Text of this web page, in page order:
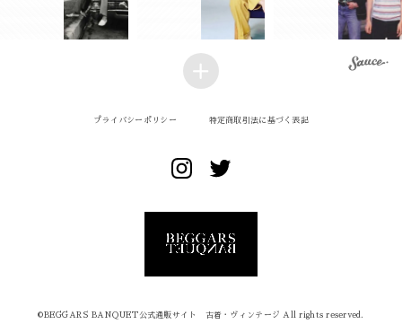
プライバシーポリシー 特定商取引法に基づく表記
©︎BEGGARS BANQUET公式通販サイト 古着・ヴィンテージ All rights reserved.